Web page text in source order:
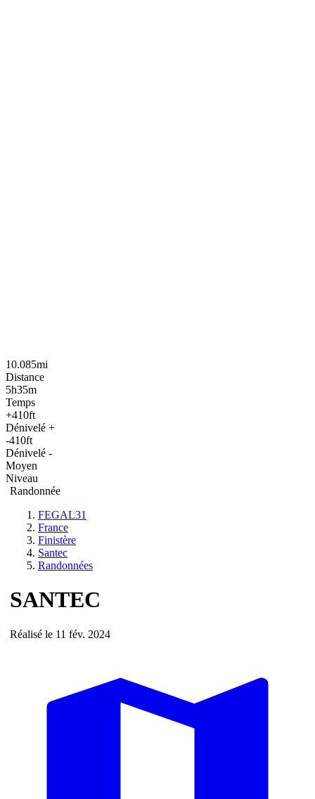
10.085mi
Distance
5h35m
Temps
+410ft
Dénivelé +
-410ft
Dénivelé -
Moyen
Niveau
Randonnée
FEGAL31
France
Finistère
Santec
Randonnées
SANTEC
Réalisé le 11 fév. 2024